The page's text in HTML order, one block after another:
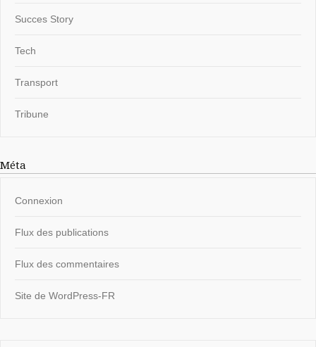
Succes Story
Tech
Transport
Tribune
Méta
Connexion
Flux des publications
Flux des commentaires
Site de WordPress-FR